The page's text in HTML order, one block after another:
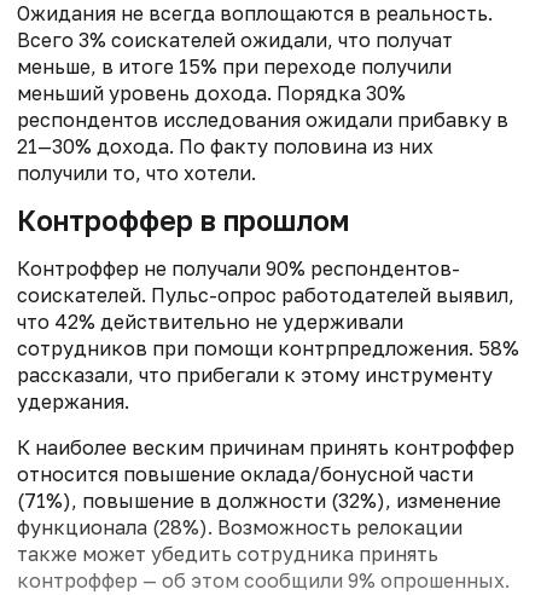
Ожидания не всегда воплощаются в реальность.
Всего 3% соискателей ожидали, что получат
меньше, в итоге 15% при переходе получили
меньший уровень дохода. Порядка 30%
респондентов исследования ожидали прибавку в
21—30% дохода. По факту половина из них
получили то, что хотели.
Контроффер в прошлом
Контроффер не получали 90% респондентов-
соискателей. Пульс-опрос работодателей выявил,
что 42% действительно не удерживали
сотрудников при помощи контрпредложения. 58%
рассказали, что прибегали к этому инструменту
удержания.
К наиболее веским причинам принять контроффер
относится повышение оклада/бонусной части
(71%), повышение в должности (32%), изменение
функционала (28%). Возможность релокации
также может убедить сотрудника принять
контроффер — об этом сообщили 9% опрошенных.